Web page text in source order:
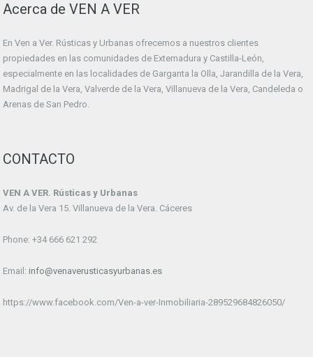
Acerca de VEN A VER
En Ven a Ver. Rústicas y Urbanas ofrecemos a nuestros clientes
propiedades en las comunidades de Extemadura y Castilla-León,
especialmente en las localidades de Garganta la Olla, Jarandilla de la Vera,
Madrigal de la Vera, Valverde de la Vera, Villanueva de la Vera, Candeleda o
Arenas de San Pedro.
CONTACTO
VEN A VER. Rústicas y Urbanas
Av. de la Vera 15. Villanueva de la Vera. Cáceres
Phone: +34 666 621 292
Email: info@venaverusticasyurbanas.es
https://www.facebook.com/Ven-a-ver-Inmobiliaria-289529684826050/